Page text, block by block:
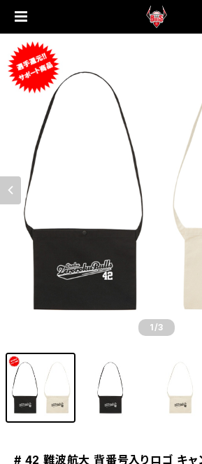
1 /3
# 42 難波航大 背番号入りロゴ キャ